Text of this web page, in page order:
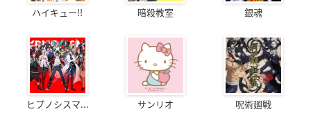
ハイキュー!! 暗殺教室 銀魂
ヒプノシスマ... サンリオ 呪術廻戦